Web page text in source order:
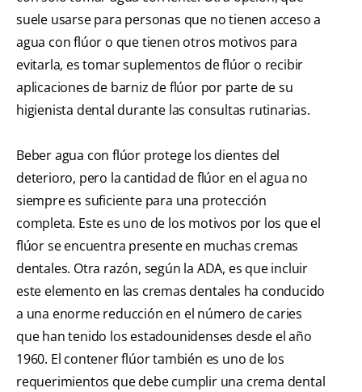
suele usarse para personas que no tienen acceso a
agua con flúor o que tienen otros motivos para
evitarla, es tomar suplementos de flúor o recibir
aplicaciones de barniz de flúor por parte de su
higienista dental durante las consultas rutinarias.
Beber agua con flúor protege los dientes del
deterioro, pero la cantidad de flúor en el agua no
siempre es suficiente para una protección
completa. Este es uno de los motivos por los que el
flúor se encuentra presente en muchas cremas
dentales. Otra razón, según la ADA, es que incluir
este elemento en las cremas dentales ha conducido
a una enorme reducción en el número de caries
que han tenido los estadounidenses desde el año
1960. El contener flúor también es uno de los
requerimientos que debe cumplir una crema dental